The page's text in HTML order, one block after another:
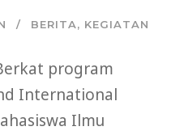
BERITA, KEGIATAN
program
International
Ilmu